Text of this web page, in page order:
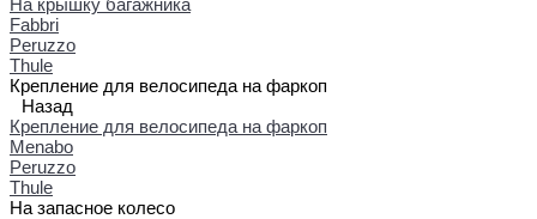
На крышку багажника
Fabbri
Peruzzo
Thule
Крепление для велосипеда на фаркоп
Назад
Крепление для велосипеда на фаркоп
Menabo
Peruzzo
Thule
На запасное колесо